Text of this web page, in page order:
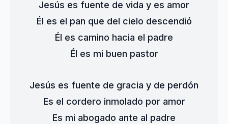
Jesús es fuente de vida y es amor
Él es el pan que del cielo descendió
Él es camino hacia el padre
Él es mi buen pastor
Jesús es fuente de gracia y de perdón
Es el cordero inmolado por amor
Es mi abogado ante al padre